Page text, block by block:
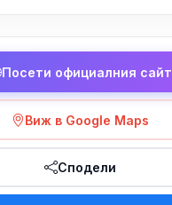
Посети официалния сайт
Виж в Google Maps
Сподели